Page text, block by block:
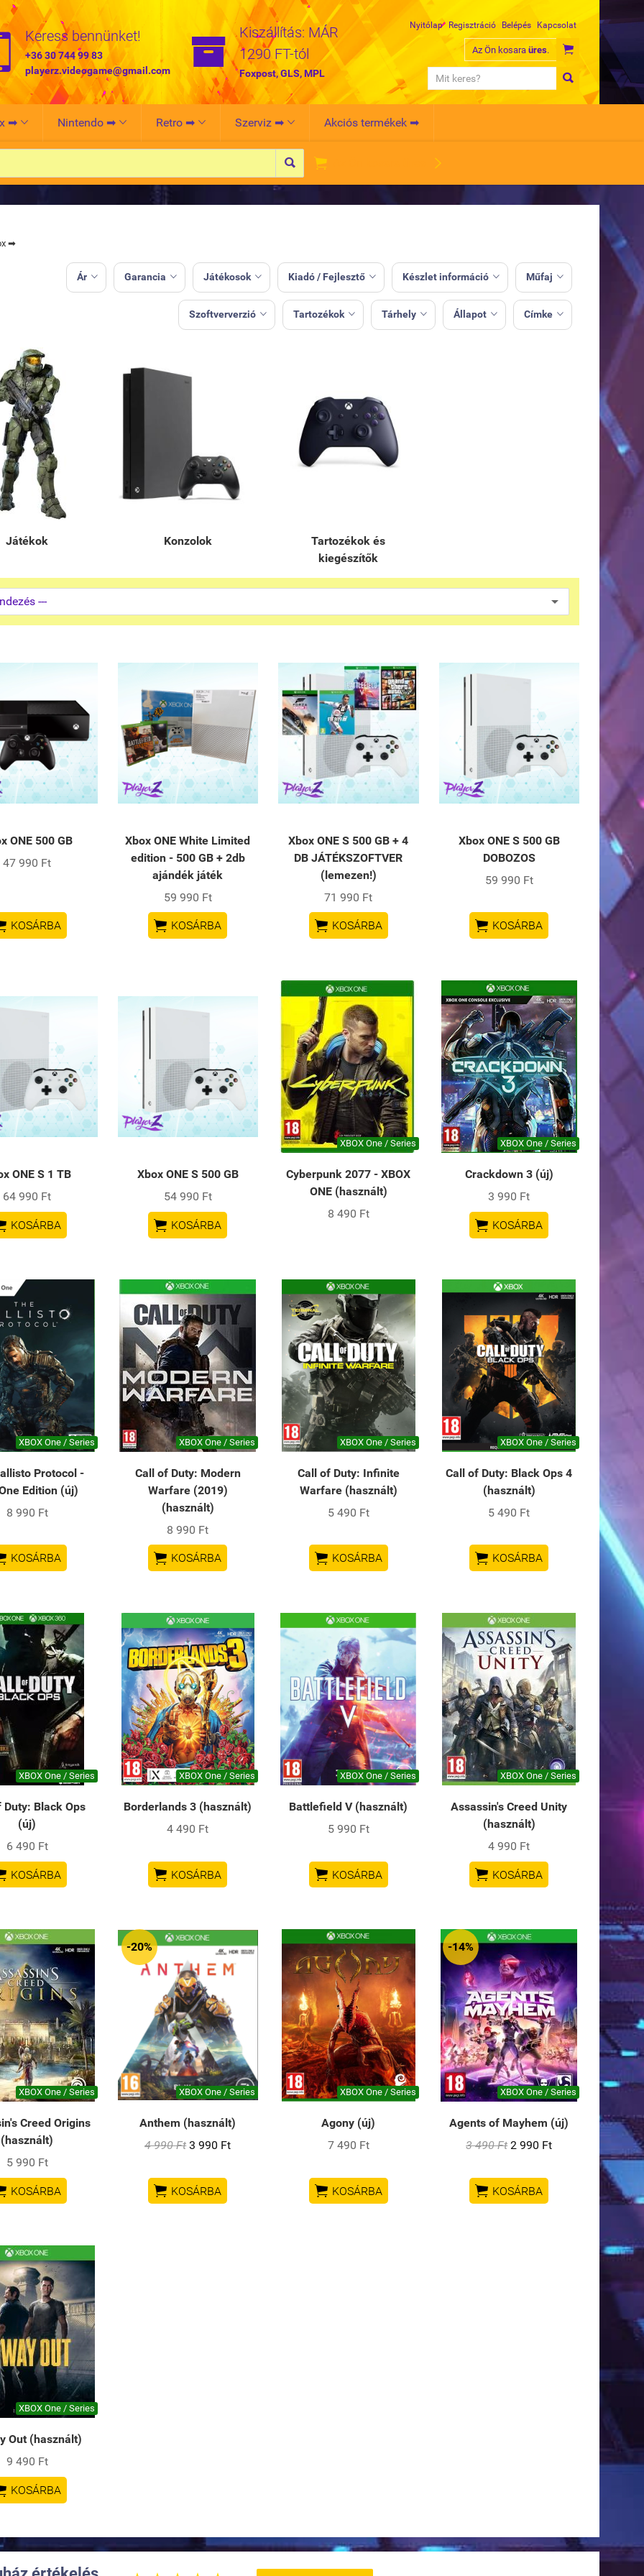
Keress bennünket!
+36 30 744 99 83
playerz.videogame@gmail.com

Kiszállítás: MÁR
1290 FT-tól
Foxpost, GLS, MPL
Nyitólap Regisztráció Belépés Kapcsolat
Az Ön kosara üres.


➡  Nintendo ➡  Retro ➡  Szerviz ➡  Akciós termékek ➡
  
➡
Ár  Garancia  Játékosok  Kiadó / Fejlesztő  Készlet információ  Műfaj 
Szoftververzió  Tartozékok  Tárhely  Állapot  Címke 
Játékok Konzolok
Tartozékok és
kiegészítők
ONE 500 GB
47 990 Ft
KOSÁRBA
Xbox ONE White Limited
edition - 500 GB + 2db
ajándék játék
59 990 Ft
 KOSÁRBA
Xbox ONE S 500 GB + 4
DB JÁTÉKSZOFTVER
(lemezen!)
71 990 Ft
 KOSÁRBA
Xbox ONE S 500 GB
DOBOZOS
59 990 Ft
 KOSÁRBA
ONE S 1 TB
64 990 Ft
KOSÁRBA
Xbox ONE S 500 GB
54 990 Ft
 KOSÁRBA
XBOX One / Series
Cyberpunk 2077 - XBOX
ONE (használt)
8 490 Ft
XBOX One / Series
Crackdown 3 (új)
3 990 Ft
 KOSÁRBA
XBOX One / Series
Protocol -
Edition (új)
8 990 Ft
KOSÁRBA
XBOX One / Series
Call of Duty: Modern
Warfare (2019)
(használt)
8 990 Ft
 KOSÁRBA
XBOX One / Series
Call of Duty: Infinite
Warfare (használt)
5 490 Ft
 KOSÁRBA
XBOX One / Series
Call of Duty: Black Ops 4
(használt)
5 490 Ft
 KOSÁRBA
XBOX One / Series
Duty: Black Ops
(új)
6 490 Ft
KOSÁRBA
XBOX One / Series
Borderlands 3 (használt)
4 490 Ft
 KOSÁRBA
XBOX One / Series
Battlefield V (használt)
5 990 Ft
 KOSÁRBA
XBOX One / Series
Assassin's Creed Unity
(használt)
4 990 Ft
 KOSÁRBA
XBOX One / Series
Creed Origins
(használt)
5 990 Ft
KOSÁRBA
-20%
XBOX One / Series
Anthem (használt)
4 990 Ft 3 990 Ft
 KOSÁRBA
XBOX One / Series
Agony (új)
7 490 Ft
 KOSÁRBA
-14%
XBOX One / Series
Agents of Mayhem (új)
3 490 Ft 2 990 Ft
 KOSÁRBA
XBOX One / Series
Out (használt)
9 490 Ft
KOSÁRBA